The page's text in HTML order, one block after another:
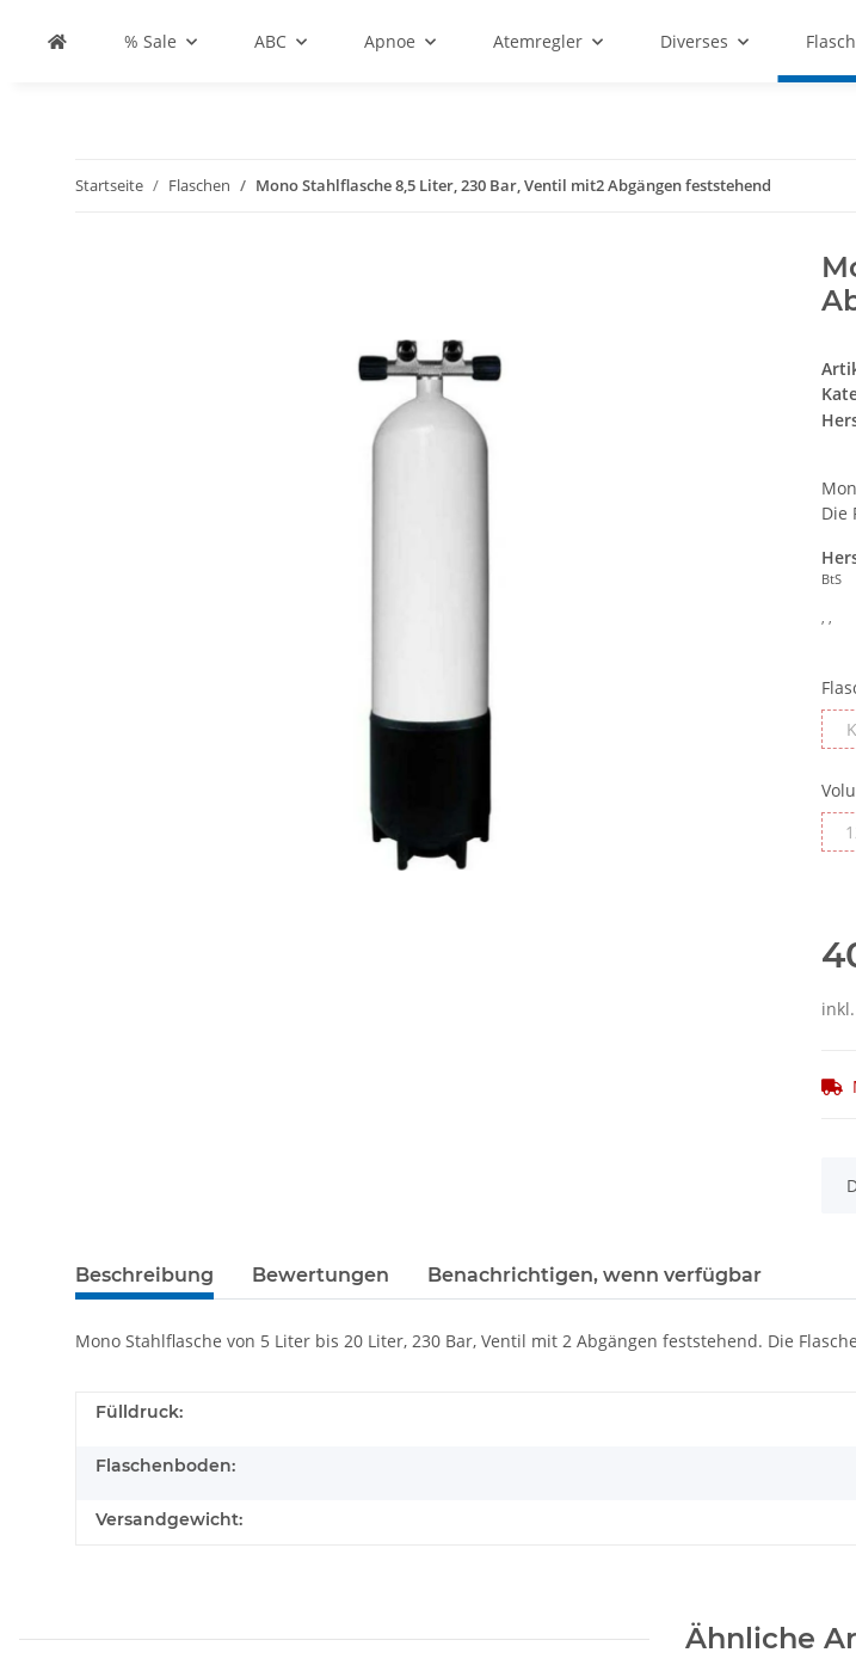
% Sale ABC Apnoe Atemregler Diverses
Startseite Flaschen Mono Stahlflasche 8,5 Liter, 230 Bar, Ventil mit2 Abgängen feststehend
Die
BtS
, ,
x
Beschreibung Bewertungen Benachrichtigen, wenn verfügbar
Mono Stahlflasche von 5 Liter bis 20 Liter, 230 Bar, Ventil mit 2 Abgängen feststehend. Die
Fülldruck:
Flaschenboden:
Versandgewicht:
Ähnliche